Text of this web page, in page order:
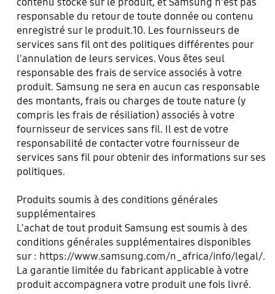
responsable du retour de toute donnée ou contenu
enregistré sur le produit.10. Les fournisseurs de
services sans fil ont des politiques différentes pour
l'annulation de leurs services. Vous êtes seul
responsable des frais de service associés à votre
produit. Samsung ne sera en aucun cas responsable
des montants, frais ou charges de toute nature (y
compris les frais de résiliation) associés à votre
fournisseur de services sans fil. Il est de votre
responsabilité de contacter votre fournisseur de
services sans fil pour obtenir des informations sur ses
politiques.
Produits soumis à des conditions générales
supplémentaires
L'achat de tout produit Samsung est soumis à des
conditions générales supplémentaires disponibles
sur : https://www.samsung.com/n_africa/info/legal/.
La garantie limitée du fabricant applicable à votre
produit accompagnera votre produit une fois livré.